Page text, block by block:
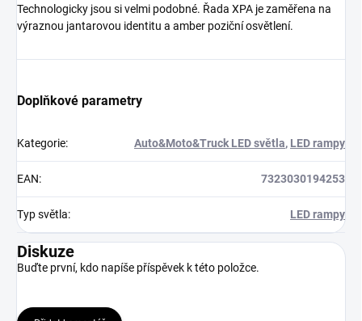
Technologicky jsou si velmi podobné. Řada XPA je zaměřena na
výraznou jantarovou identitu a amber poziční osvětlení.
Doplňkové parametry
Kategorie: Auto&Moto&Truck LED světla, LED rampy
EAN: 7323030194253
Typ světla: LED rampy
Diskuze
Buďte první, kdo napíše příspěvek k této položce.